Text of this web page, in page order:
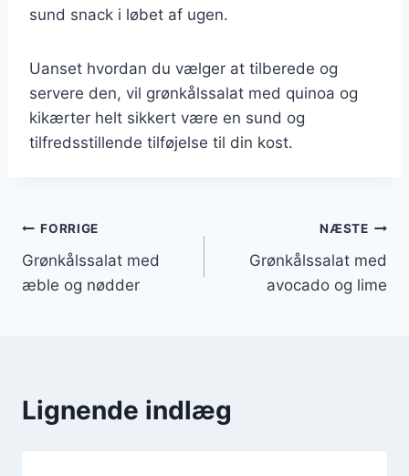
sund snack i løbet af ugen.
Uanset hvordan du vælger at tilberede og
servere den, vil grønkålssalat med quinoa og
kikærter helt sikkert være en sund og
tilfredsstillende tilføjelse til din kost.
Indlægsnavigation
FORRIGE
Grønkålssalat med
æble og nødder
NÆSTE
Grønkålssalat med
avocado og lime
Lignende indlæg